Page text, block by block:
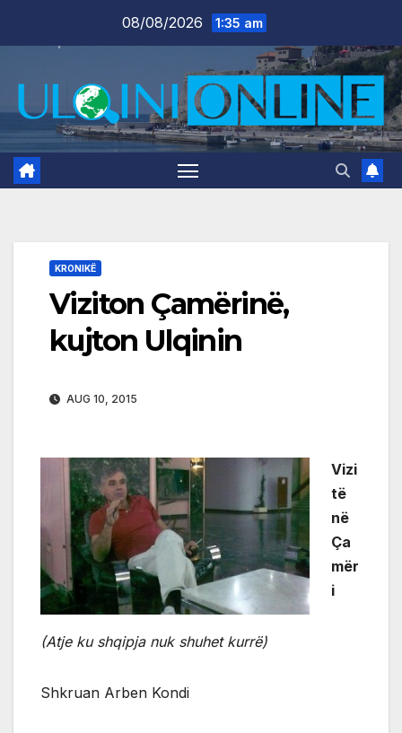
08/08/2026 1:35 am
KRONIKË
Viziton Çamërinë,
kujton Ulqinin
AUG 10, 2015
Vizi
të
në
Ça
mër
i
(Atje ku shqipja nuk shuhet kurrë)
Shkruan Arben Kondi